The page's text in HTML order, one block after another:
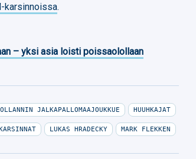
karsinnoissa.
– yksi asia loisti poissaolollaan
JALKAPALLOMAAJOUKKUE HUUHKAJAT
LUKAS HRADECKY MARK FLEKKEN